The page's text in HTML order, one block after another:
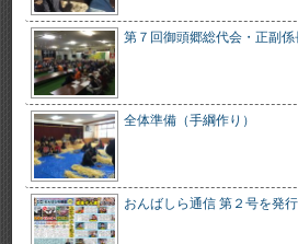
第７回御頭郷総代会・正副
全体準備（手綱作り）
おんばしら通信 第２号を発